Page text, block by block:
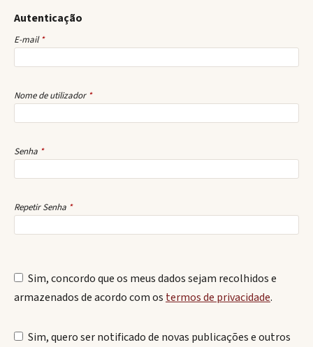
Autenticação
E-mail*
Nome de utilizador *
Senha *
Repetir Senha *
armazenados de acordo com os termos de privacidade.